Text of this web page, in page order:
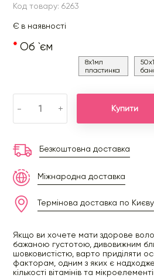
Код товару: 6263
Є в наявності
Об `єм
8x1мл
пластинка
- + Купити
Безкоштовна доставка
Міжнародна доставка
Термінова доставка по Києву
Якщо ви хочете мати здорове
бажаною густотою, дивовижним
шовковистістю, варто приділяти
факторам, одним з яких є
кількості вітамінів та